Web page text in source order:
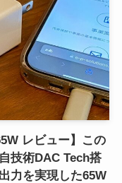
レビュー】この
技術DAC Tech搭
力を実現した65W